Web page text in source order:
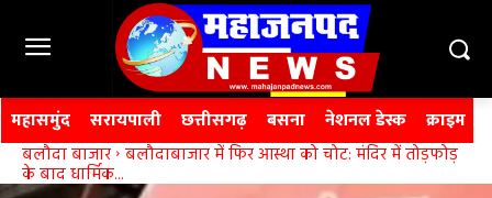
महासमुंद सरायपाली छत्तीसगढ़ बसना नेशनल डेस्क क्राइम
बलौदा बाजार बलौदाबाजार में फिर आस्था को चोट: मंदिर में तोड़फोड़
के बाद धार्मिक...